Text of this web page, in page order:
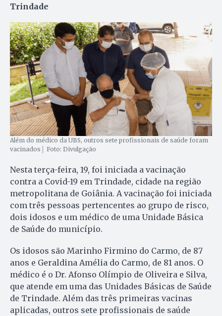
Trindade
Além do médico da UBS, outros sete profissionais de saúde foram
vacinados│ Foto: Divulgação
Nesta terça-feira, 19, foi iniciada a vacinação
contra a Covid-19 em Trindade, cidade na região
metropolitana de Goiânia. A vacinação foi iniciada
com três pessoas pertencentes ao grupo de risco,
dois idosos e um médico de uma Unidade Básica
de Saúde do município.
Os idosos são Marinho Firmino do Carmo, de 87
anos e Geraldina Amélia do Carmo, de 81 anos. O
médico é o Dr. Afonso Olímpio de Oliveira e Silva,
que atende em uma das Unidades Básicas de Saúde
de Trindade. Além das três primeiras vacinas
aplicadas, outros sete profissionais de saúde